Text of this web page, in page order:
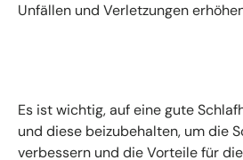
Unfällen und Verletzungen
Es ist wichtig, auf eine gute
und diese beizubehalten, um die
verbessern und die Vorteile für